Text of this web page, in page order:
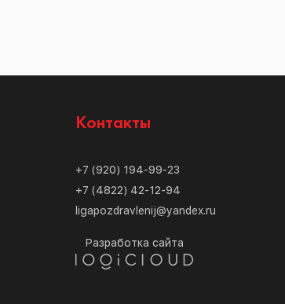
Контакты
+7 (920) 194-99-23
+7 (4822) 42-12-94
ligapozdravlenij@yandex.ru
Разработка сайта